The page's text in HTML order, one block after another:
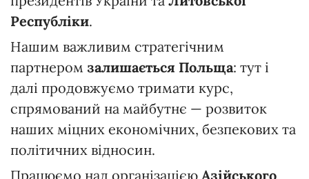
Республіки.
Нашим важливим стратегічним
партнером залишається Польща: тут і
далі продовжуємо тримати курс,
спрямований на майбутнє — розвиток
наших міцних економічних, безпекових та
політичних відносин.
Працюємо над організацією Азійського